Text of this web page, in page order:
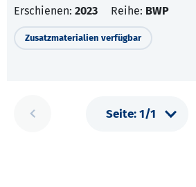
Erschienen: 2023 Reihe: BWP
Zusatzmaterialien verfügbar